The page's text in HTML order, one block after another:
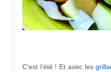
C’est l’été ! Et avec les